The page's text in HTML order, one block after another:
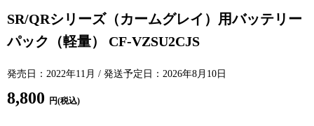
SR/QRシリーズ（カームグレイ）用バッテリー
パック（軽量） CF-VZSU2CJS
発売日：2022年11月 / 発送予定日：2026年8月10日
8,800 円(税込)